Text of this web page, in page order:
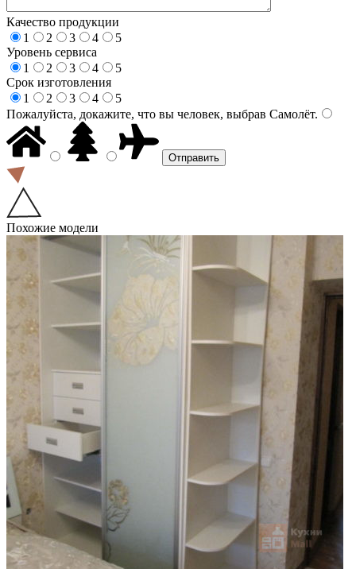
Качество продукции
1
2 3 4
5
Уровень сервиса
1
2 3 4
5
Срок изготовления
1
2 3 4
5
Пожалуйста, докажите, что вы человек, выбрав Самолёт.
Похожие модели